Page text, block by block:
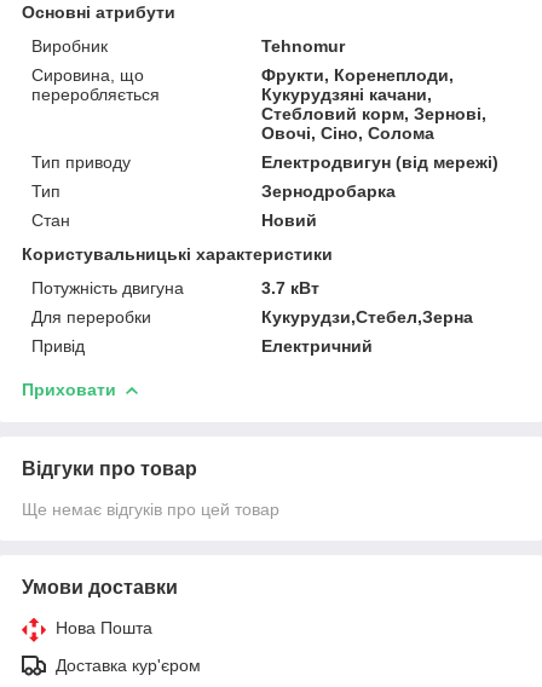
Основні атрибути
Виробник
Tehnomur
Сировина, що
переробляється
Фрукти, Коренеплоди,
Кукурудзяні качани,
Стебловий корм, Зернові,
Овочі, Сіно, Солома
Тип приводу
Електродвигун (від мережі)
Тип
Зернодробарка
Стан
Новий
Користувальницькі характеристики
Потужність двигуна
3.7 кВт
Для переробки
Кукурудзи,Стебел,Зерна
Привід
Електричний
Приховати
Відгуки про товар
Ще немає відгуків про цей товар
Умови доставки
Нова Пошта
Доставка кур'єром